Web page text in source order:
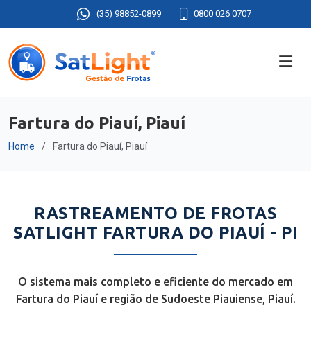
(35) 98852-0899 0800 026 0707
Fartura do Piauí, Piauí
Home Fartura do Piauí, Piauí
RASTREAMENTO DE FROTAS
SATLIGHT FARTURA DO PIAUÍ - PI
O sistema mais completo e eficiente do mercado em
Fartura do Piauí e região de Sudoeste Piauiense, Piauí.